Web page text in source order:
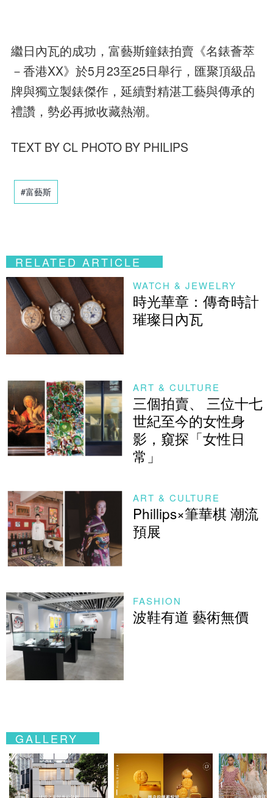
繼日內瓦的成功，富藝斯鐘錶拍賣《名錶薈萃
－香港XX》於5月23至25日舉行，匯聚頂級品
牌與獨立製錶傑作，延續對精湛工藝與傳承的
禮讚，勢必再掀收藏熱潮。
TEXT BY CL PHOTO BY PHILIPS
#富藝斯
RELATED ARTICLE
WATCH & JEWELRY
時光華章：傳奇時計
璀璨日內瓦
ART & CULTURE
三個拍賣、 三位十七
世紀至今的女性身
影，窺探「女性日
常」
ART & CULTURE
Phillips×筆華棋 潮流
預展
FASHION
波鞋有道 藝術無價
GALLERY